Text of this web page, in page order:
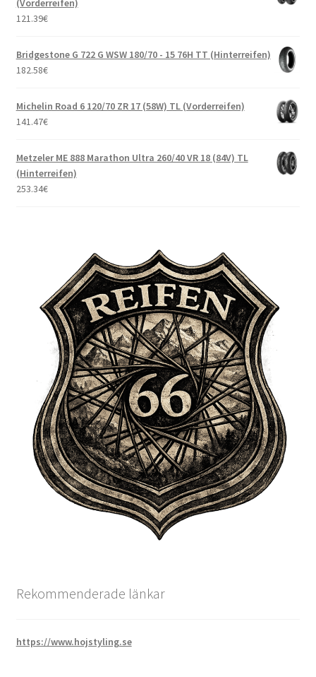
(Vorderreifen)
121.39€
Bridgestone G 722 G WSW 180/70 - 15 76H TT (Hinterreifen)
182.58€
Michelin Road 6 120/70 ZR 17 (58W) TL (Vorderreifen)
141.47€
Metzeler ME 888 Marathon Ultra 260/40 VR 18 (84V) TL
(Hinterreifen)
253.34€
Rekommenderade länkar
https://www.hojstyling.se